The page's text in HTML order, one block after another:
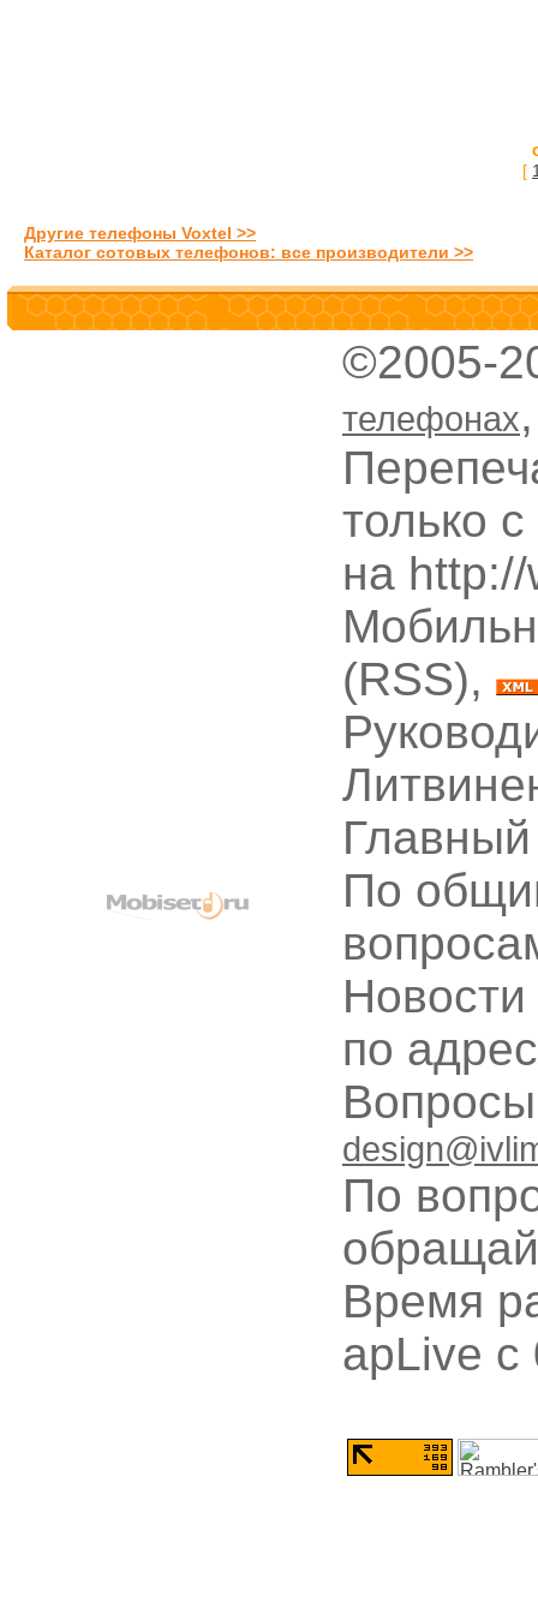
[
Другие телефоны Voxtel >>
Каталог сотовых телефонов: все производители >>
©2005-
телефонах
только
на
(RSS),
По
по
По
Время
apLive c